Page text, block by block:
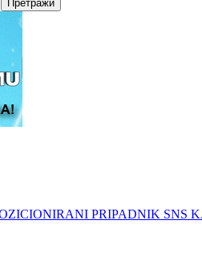
PRIPADNIK SNS